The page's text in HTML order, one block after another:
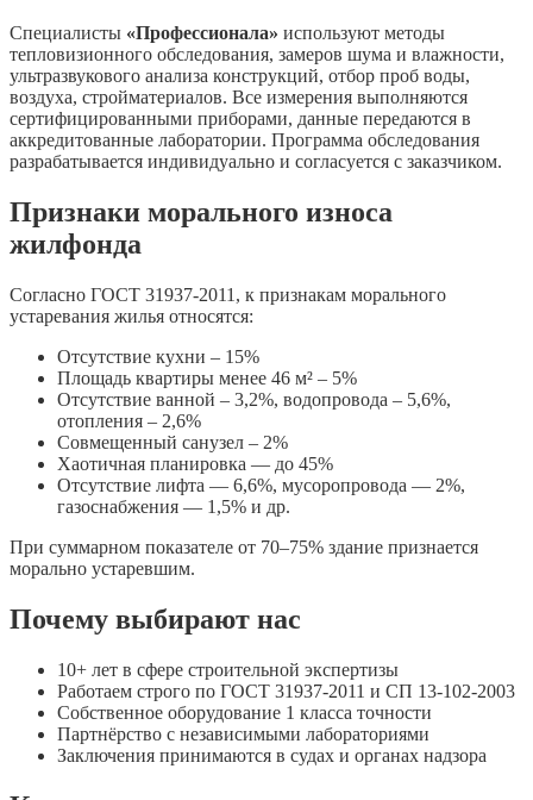
Специалисты «Профессионала» используют методы
тепловизионного обследования, замеров шума и влажности,
ультразвукового анализа конструкций, отбор проб воды,
воздуха, стройматериалов. Все измерения выполняются
сертифицированными приборами, данные передаются в
аккредитованные лаборатории. Программа обследования
разрабатывается индивидуально и согласуется с заказчиком.
Признаки морального износа
жилфонда
Согласно ГОСТ 31937-2011, к признакам морального
устаревания жилья относятся:
Отсутствие кухни – 15%
Площадь квартиры менее 46 м² – 5%
Отсутствие ванной – 3,2%, водопровода – 5,6%,
отопления – 2,6%
Совмещенный санузел – 2%
Хаотичная планировка — до 45%
Отсутствие лифта — 6,6%, мусоропровода — 2%,
газоснабжения — 1,5% и др.
При суммарном показателе от 70–75% здание признается
морально устаревшим.
Почему выбирают нас
10+ лет в сфере строительной экспертизы
Работаем строго по ГОСТ 31937-2011 и СП 13-102-2003
Собственное оборудование 1 класса точности
Партнёрство с независимыми лабораториями
Заключения принимаются в судах и органах надзора